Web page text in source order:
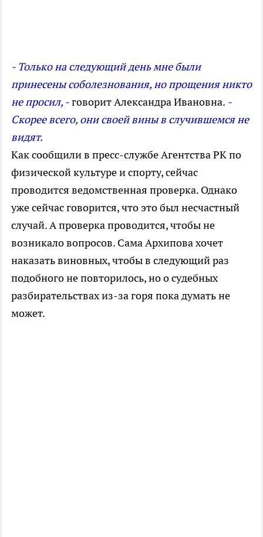
- Только на следующий день мне были
принесены соболезнования, но прощения никто
не просил, -говорит Александра Ивановна. -
Скорее всего, они своей вины в случившемся не
видят.
Как сообщили в пресс-службе Агентства РК по
физической культуре и спорту, сейчас
проводится ведомственная проверка. Однако
уже сейчас говорится, что это был несчастный
случай. А проверка проводится, чтобы не
возникало вопросов. Сама Архипова хочет
наказать виновных, чтобы в следующий раз
подобного не повторилось, но о судебных
разбирательствах из-за горя пока думать не
может.